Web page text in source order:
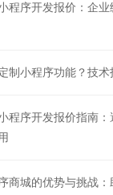
程序开发报价：企
制小程序功能？技术
程序开发报价指南
商城的优势与挑战